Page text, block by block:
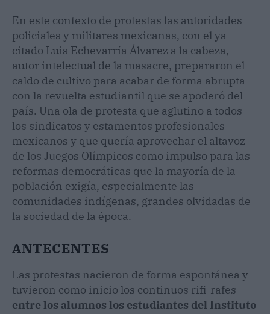
En este contexto de protestas las autoridades
policiales y militares mexicanas, con el ya
citado Luis Echevarría Álvarez a la cabeza,
autor intelectual de la masacre, prepararon el
caldo de cultivo para acabar de forma abrupta
con la revuelta estudiantil que se apoderó del
país. Una ola de protesta que aglutino a todos
los sindicatos y estamentos profesionales
mexicanos y que quería aprovechar el altavoz
de los Juegos Olímpicos como impulso para las
reformas democráticas que la mayoría de la
población exigía, especialmente las
comunidades indígenas, grandes olvidadas de
la sociedad de la época.
ANTECENTES
Las protestas nacieron de forma espontánea y
tuvieron como inicio los continuos rifi-rafes
entre los alumnos los estudiantes del Instituto